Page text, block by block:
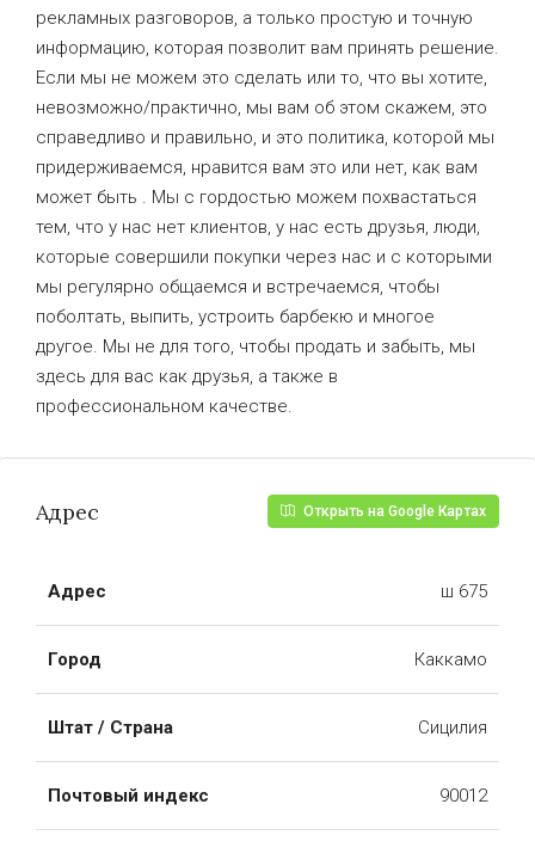
рекламных разговоров, а только простую и точную
информацию, которая позволит вам принять решение.
Если мы не можем это сделать или то, что вы хотите,
невозможно/практично, мы вам об этом скажем, это
справедливо и правильно, и это политика, которой мы
придерживаемся, нравится вам это или нет, как вам
может быть . Мы с гордостью можем похвастаться
тем, что у нас нет клиентов, у нас есть друзья, люди,
которые совершили покупки через нас и с которыми
мы регулярно общаемся и встречаемся, чтобы
поболтать, выпить, устроить барбекю и многое
другое. Мы не для того, чтобы продать и забыть, мы
здесь для вас как друзья, а также в
профессиональном качестве.
Адрес Открыть на Google Картах
Адрес ш 675
Город Каккамо
Штат / Страна Сицилия
Почтовый индекс 90012